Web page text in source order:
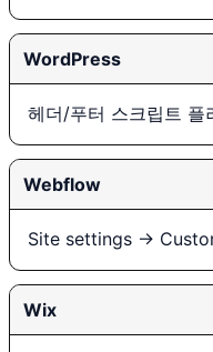
WordPress
헤더/푸터 스크립트 플
Webflow
Site settings →
Wix